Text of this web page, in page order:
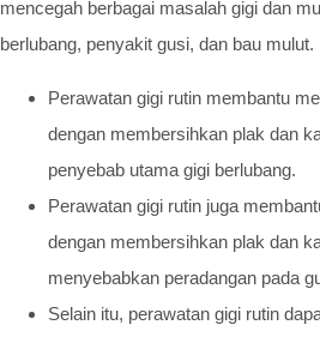
mencegah berbagai masalah gigi dan
berlubang, penyakit gusi, dan bau mulut.
Perawatan gigi rutin membantu
dengan membersihkan plak dan
penyebab utama gigi berlubang.
Perawatan gigi rutin juga
dengan membersihkan plak dan
menyebabkan peradangan pada
Selain itu, perawatan gigi rutin